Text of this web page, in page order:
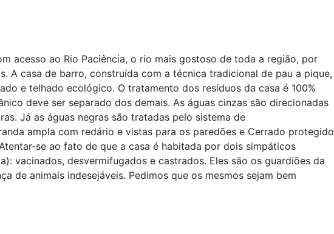
acesso ao Rio Paciência, o rio mais gostoso de toda a região, por
A casa de barro, construída com a técnica tradicional de pau a pique,
e telhado ecológico. O tratamento dos resíduos da casa é 100%
deve ser separado dos demais. As águas cinzas são direcionadas
Já as águas negras são tratadas pelo sistema de
ampla com redário e vistas para os paredões e Cerrado protegido
se ao fato de que a casa é habitada por dois simpáticos
vacinados, desvermifugados e castrados. Eles são os guardiões da
de animais indesejáveis. Pedimos que os mesmos sejam bem